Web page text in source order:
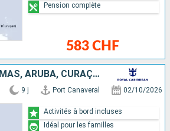
583 CHF
Pension complète
ÉTATS-UNIS, BAHAMAS, ARUBA, CURAÇAO
9 j Port Canaveral 02/10/2026
Activités à bord incluses
Idéal pour les familles